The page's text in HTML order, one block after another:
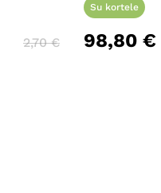
2,70€
Su kortele
98,80 €